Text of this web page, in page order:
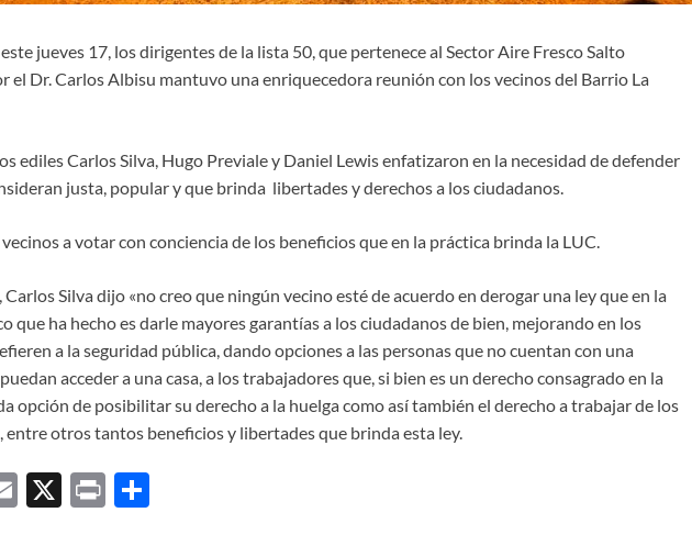
jueves 17, los dirigentes de la lista 50, que pertenece al Sector Aire Fresco Salto
el Dr. Carlos Albisu mantuvo una enriquecedora reunión con los vecinos del Barrio La
ediles Carlos Silva, Hugo Previale y Daniel Lewis enfatizaron en la necesidad de defender
justa, popular y que brinda libertades y derechos a los ciudadanos.
a votar con conciencia de los beneficios que en la práctica brinda la LUC.
Carlos Silva dijo «no creo que ningún vecino esté de acuerdo en derogar una ley que en la
que ha hecho es darle mayores garantías a los ciudadanos de bien, mejorando en los
a la seguridad pública, dando opciones a las personas que no cuentan con una
acceder a una casa, a los trabajadores que, si bien es un derecho consagrado en la
opción de posibilitar su derecho a la huelga como así también el derecho a trabajar de los
entre otros tantos beneficios y libertades que brinda esta ley.
E X P C